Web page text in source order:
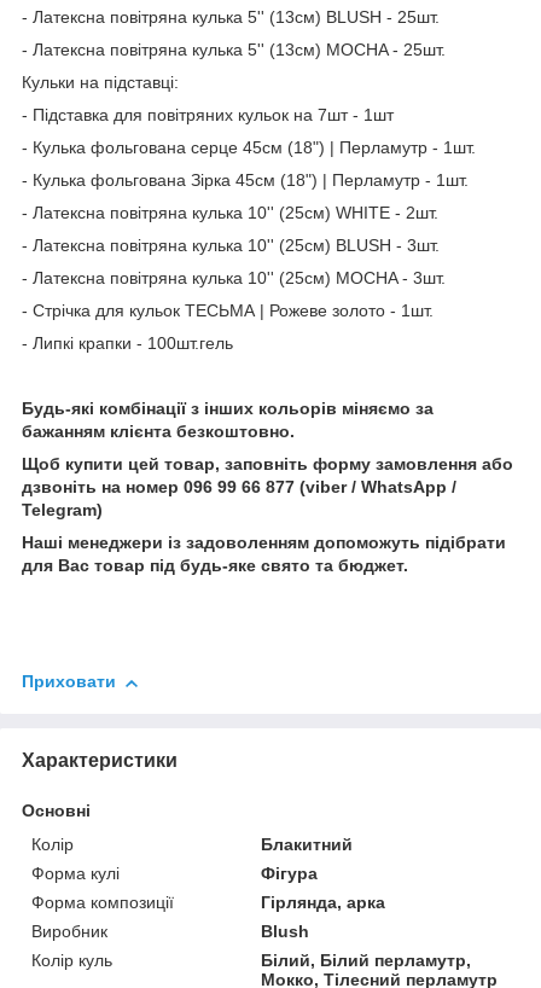
- Латексна повітряна кулька 5'' (13см) BLUSH - 25шт.
- Латексна повітряна кулька 5'' (13см) MOCHA - 25шт.
Кульки на підставці:
- Підставка для повітряних кульок на 7шт - 1шт
- Кулька фольгована серце 45см (18") | Перламутр - 1шт.
- Кулька фольгована Зірка 45см (18") | Перламутр - 1шт.
- Латексна повітряна кулька 10'' (25см) WHITE - 2шт.
- Латексна повітряна кулька 10'' (25см) BLUSH - 3шт.
- Латексна повітряна кулька 10'' (25см) MOCHA - 3шт.
- Стрічка для кульок ТЕСЬМА | Рожеве золото - 1шт.
- Липкі крапки - 100шт.гель
Будь-які комбінації з інших кольорів міняємо за
бажанням клієнта безкоштовно.
Щоб купити цей товар, заповніть форму замовлення або
дзвоніть на номер 096 99 66 877 (viber / WhatsApp /
Telegram)
Наші менеджери із задоволенням допоможуть підібрати
для Вас товар під будь-яке свято та бюджет.
Приховати
Характеристики
Основні
Колір
Блакитний
Форма кулі
Фігура
Форма композиції
Гірлянда, арка
Виробник
Blush
Колір куль
Білий, Білий перламутр,
Мокко, Тілесний перламутр